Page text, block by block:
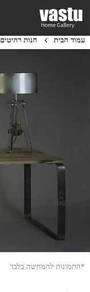
content
עמוד הבית חנות רהיטים
*התמונות להמחשה בלבד